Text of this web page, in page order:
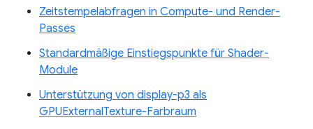
Zeitstempelabfragen in Compute- und Render-
Passes
Standardmäßige Einstiegspunkte für Shader-
Module
Unterstützung von display-p3 als
GPUExternalTexture-Farbraum